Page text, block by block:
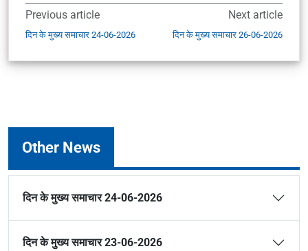
Previous article
दिन के मुख्य समाचार 24-06-2026
Next article
दिन के मुख्य समाचार 26-06-2026
Other News
दिन के मुख्य समाचार 24-06-2026
दिन के मुख्य समाचार 23-06-2026